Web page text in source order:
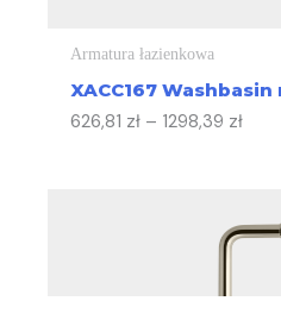
Armatura łazienkowa
XACC167
626,81 zł – 1298,39 zł